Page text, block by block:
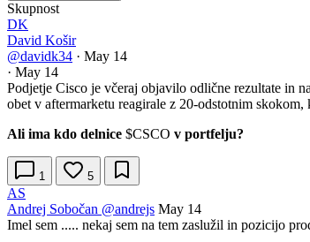
Skupnost
DK
David Košir
@davidk34 · May 14
· May 14
Podjetje Cisco je včeraj objavilo odlične rezultate in
obet v aftermarketu reagirale z 20-odstotnim
Ali ima kdo delnice $CSCO v portfelju?
1 5
AS
Andrej Sobočan @andrejs May 14
Imel sem ..... nekaj sem na tem zaslužil in pozicijo